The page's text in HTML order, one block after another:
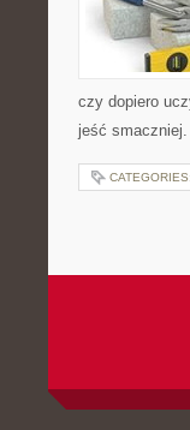
czy dopiero
jeść
CATEGORIES: